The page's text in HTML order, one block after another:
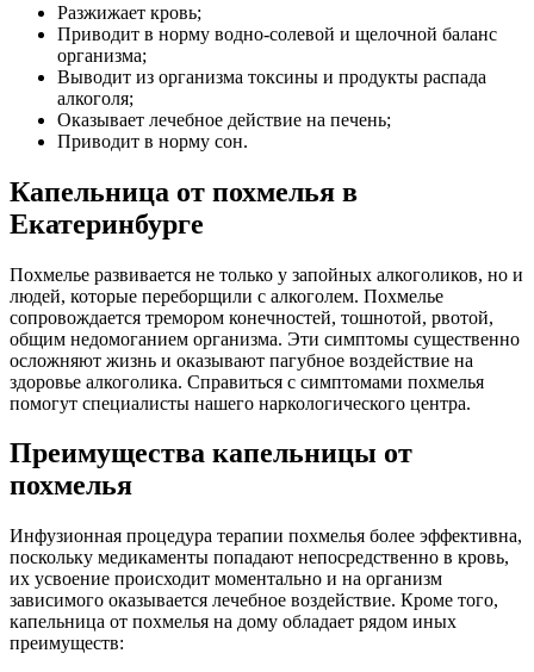
Разжижает кровь;
Приводит в норму водно-солевой и щелочной баланс
организма;
Выводит из организма токсины и продукты распада
алкоголя;
Оказывает лечебное действие на печень;
Приводит в норму сон.
Капельница от похмелья в
Екатеринбурге
Похмелье развивается не только у запойных алкоголиков, но и
людей, которые переборщили с алкоголем. Похмелье
сопровождается тремором конечностей, тошнотой, рвотой,
общим недомоганием организма. Эти симптомы существенно
осложняют жизнь и оказывают пагубное воздействие на
здоровье алкоголика. Справиться с симптомами похмелья
помогут специалисты нашего наркологического центра.
Преимущества капельницы от
похмелья
Инфузионная процедура терапии похмелья более эффективна,
поскольку медикаменты попадают непосредственно в кровь,
их усвоение происходит моментально и на организм
зависимого оказывается лечебное воздействие. Кроме того,
капельница от похмелья на дому обладает рядом иных
преимуществ: